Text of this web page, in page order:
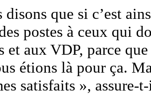
disons que si c’est
postes à ceux qui
aux VDP, parce
étions là pour ça.
satisfaits », assure-